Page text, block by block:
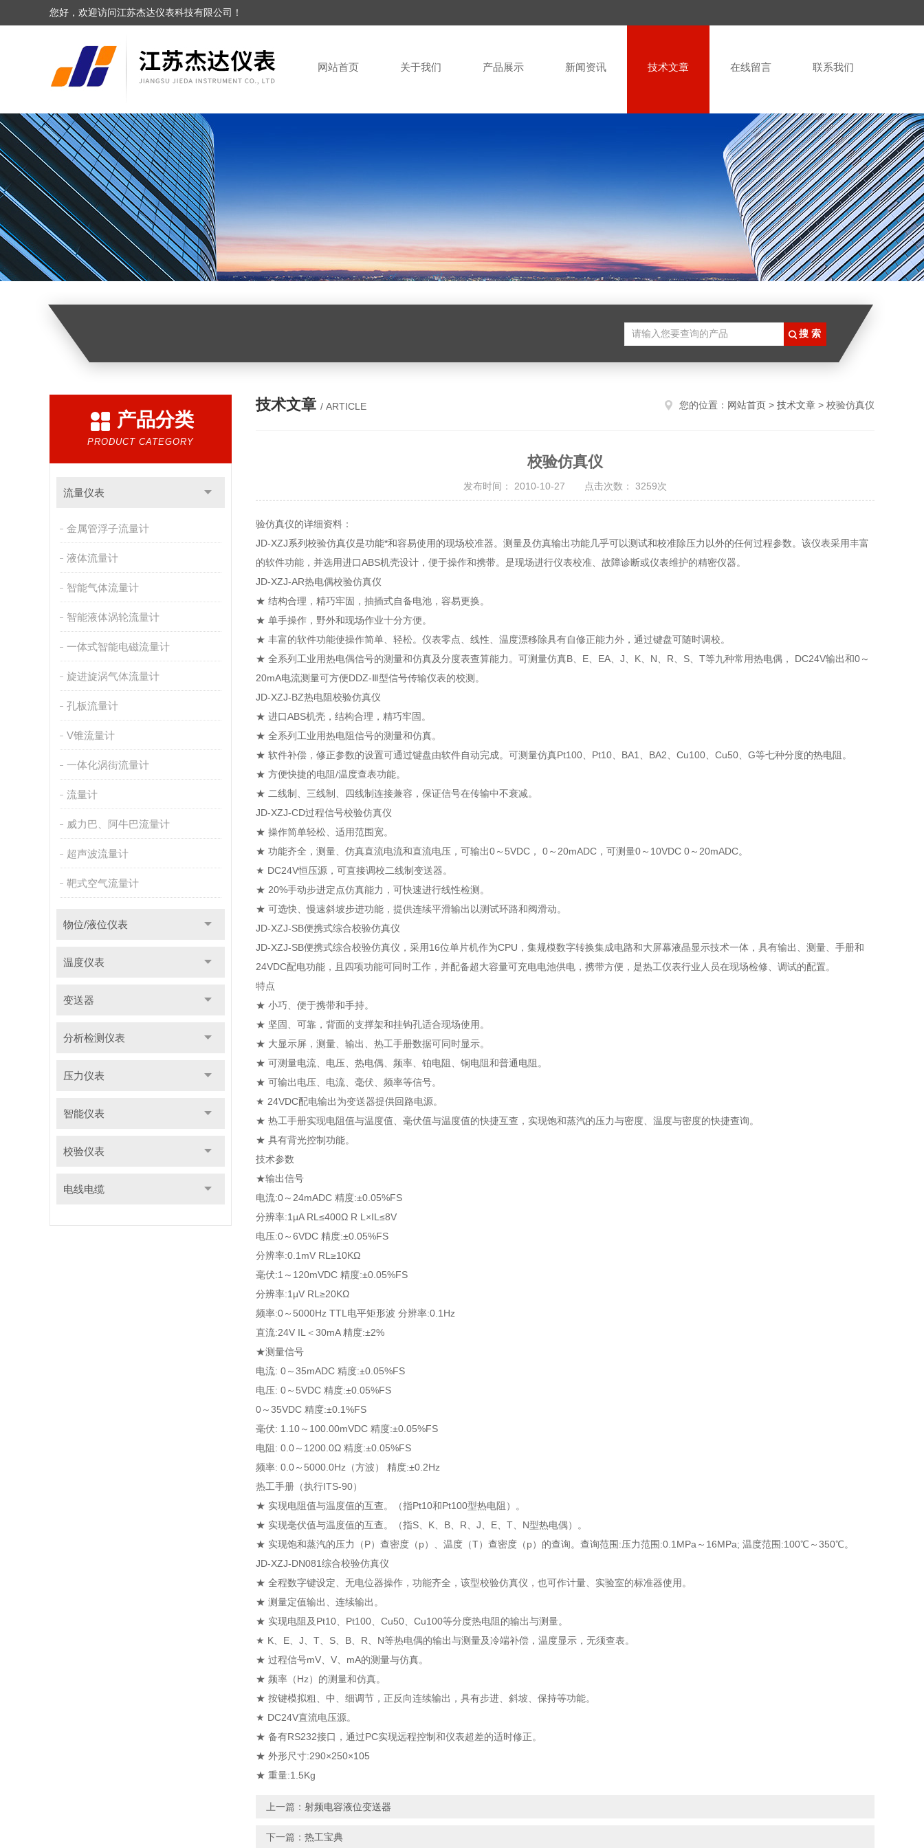
您好，欢迎访问江苏杰达仪表科技有限公司！
网站首页 关于我们 产品展示 新闻资讯 技术文章 在线留言 联系我们
产品分类
PRODUCT CATEGORY
流量仪表
金属管浮子流量计
液体流量计
智能气体流量计
智能液体涡轮流量计
一体式智能电磁流量计
旋进旋涡气体流量计
孔板流量计
V锥流量计
一体化涡街流量计
流量计
威力巴、阿牛巴流量计
超声波流量计
靶式空气流量计
物位/液位仪表
温度仪表
变送器
分析检测仪表
压力仪表
智能仪表
校验仪表
电线电缆
技术文章 / ARTICLE 您的位置： 网站首页 > 技术文章 > 校验仿真仪
校验仿真仪
发布时间： 2010-10-27 点击次数： 3259次
验仿真仪的详细资料：
JD-XZJ系列校验仿真仪是功能*和容易使用的现场校准器。测量及仿真输出功能几乎可以测试和校准除压力以外的任何过程参数。该仪表采用丰富
的软件功能，并选用进口ABS机壳设计，便于操作和携带。是现场进行仪表校准、故障诊断或仪表维护的精密仪器。
JD-XZJ-AR热电偶校验仿真仪
★ 结构合理，精巧牢固，抽插式自备电池，容易更换。
★ 单手操作，野外和现场作业十分方便。
★ 丰富的软件功能使操作简单、轻松。仪表零点、线性、温度漂移除具有自修正能力外，通过键盘可随时调校。
★ 全系列工业用热电偶信号的测量和仿真及分度表查算能力。可测量仿真B、E、EA、J、K、N、R、S、T等九种常用热电偶， DC24V输出和0～
20mA电流测量可方便DDZ-Ⅲ型信号传输仪表的校测。
JD-XZJ-BZ热电阻校验仿真仪
★ 进口ABS机壳，结构合理，精巧牢固。
★ 全系列工业用热电阻信号的测量和仿真。
★ 软件补偿，修正参数的设置可通过键盘由软件自动完成。可测量仿真Pt100、Pt10、BA1、BA2、Cu100、Cu50、G等七种分度的热电阻。
★ 方便快捷的电阻/温度查表功能。
★ 二线制、三线制、四线制连接兼容，保证信号在传输中不衰减。
JD-XZJ-CD过程信号校验仿真仪
★ 操作简单轻松、适用范围宽。
★ 功能齐全，测量、仿真直流电流和直流电压，可输出0～5VDC， 0～20mADC，可测量0～10VDC 0～20mADC。
★ DC24V恒压源，可直接调校二线制变送器。
★ 20%手动步进定点仿真能力，可快速进行线性检测。
★ 可选快、慢速斜坡步进功能，提供连续平滑输出以测试环路和阀滑动。
JD-XZJ-SB便携式综合校验仿真仪
JD-XZJ-SB便携式综合校验仿真仪，采用16位单片机作为CPU，集规模数字转换集成电路和大屏幕液晶显示技术一体，具有输出、测量、手册和
24VDC配电功能，且四项功能可同时工作，并配备超大容量可充电电池供电，携带方便，是热工仪表行业人员在现场检修、调试的配置。
特点
★ 小巧、便于携带和手持。
★ 坚固、可靠，背面的支撑架和挂钩孔适合现场使用。
★ 大显示屏，测量、输出、热工手册数据可同时显示。
★ 可测量电流、电压、热电偶、频率、铂电阻、铜电阻和普通电阻。
★ 可输出电压、电流、毫伏、频率等信号。
★ 24VDC配电输出为变送器提供回路电源。
★ 热工手册实现电阻值与温度值、毫伏值与温度值的快捷互查，实现饱和蒸汽的压力与密度、温度与密度的快捷查询。
★ 具有背光控制功能。
技术参数
★输出信号
电流:0～24mADC 精度:±0.05%FS
分辨率:1μA RL≤400Ω R L×IL≤8V
电压:0～6VDC 精度:±0.05%FS
分辨率:0.1mV RL≥10KΩ
毫伏:1～120mVDC 精度:±0.05%FS
分辨率:1μV RL≥20KΩ
频率:0～5000Hz TTL电平矩形波 分辨率:0.1Hz
直流:24V IL＜30mA 精度:±2%
★测量信号
电流: 0～35mADC 精度:±0.05%FS
电压: 0～5VDC 精度:±0.05%FS
0～35VDC 精度:±0.1%FS
毫伏: 1.10～100.00mVDC 精度:±0.05%FS
电阻: 0.0～1200.0Ω 精度:±0.05%FS
频率: 0.0～5000.0Hz（方波） 精度:±0.2Hz
热工手册（执行ITS-90）
★ 实现电阻值与温度值的互查。（指Pt10和Pt100型热电阻）。
★ 实现毫伏值与温度值的互查。（指S、K、B、R、J、E、T、N型热电偶）。
★ 实现饱和蒸汽的压力（P）查密度（p）、温度（T）查密度（p）的查询。查询范围:压力范围:0.1MPa～16MPa; 温度范围:100℃～350℃。
JD-XZJ-DN081综合校验仿真仪
★ 全程数字键设定、无电位器操作，功能齐全，该型校验仿真仪，也可作计量、实验室的标准器使用。
★ 测量定值输出、连续输出。
★ 实现电阻及Pt10、Pt100、Cu50、Cu100等分度热电阻的输出与测量。
★ K、E、J、T、S、B、R、N等热电偶的输出与测量及冷端补偿，温度显示，无须查表。
★ 过程信号mV、V、mA的测量与仿真。
★ 频率（Hz）的测量和仿真。
★ 按键模拟粗、中、细调节，正反向连续输出，具有步进、斜坡、保持等功能。
★ DC24V直流电压源。
★ 备有RS232接口，通过PC实现远程控制和仪表超差的适时修正。
★ 外形尺寸:290×250×105
★ 重量:1.5Kg
上一篇： 射频电容液位变送器
下一篇： 热工宝典